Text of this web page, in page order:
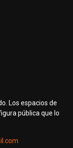
Los espacios de
pública que lo